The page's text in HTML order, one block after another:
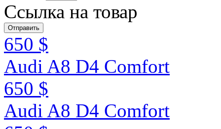
Ссылка на товар
650 $
Audi A8 D4 Сomfort
650 $
Audi A8 D4 Сomfort